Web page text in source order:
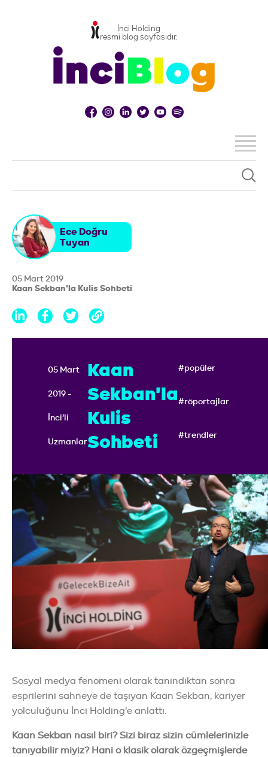
İnci Holding
resmi blog sayfasıdır.
Ece Doğru
Tuyan
05 Mart 2019
Kaan Sekban'la Kulis Sohbeti
05 Mart
2019 -
İnci'li
Uzmanlar
Kaan
Sekban'la
Kulis
Sohbeti
#popüler
#röportajlar
#trendler
Sosyal medya fenomeni olarak tanındıktan sonra
esprilerini sahneye de taşıyan Kaan Sekban, kariyer
yolculuğunu İnci Holding'e anlattı.
Kaan Sekban nasıl biri? Sizi biraz sizin cümlelerinizle
tanıyabilir miyiz? Hani o klasik olarak özgeçmişlerde